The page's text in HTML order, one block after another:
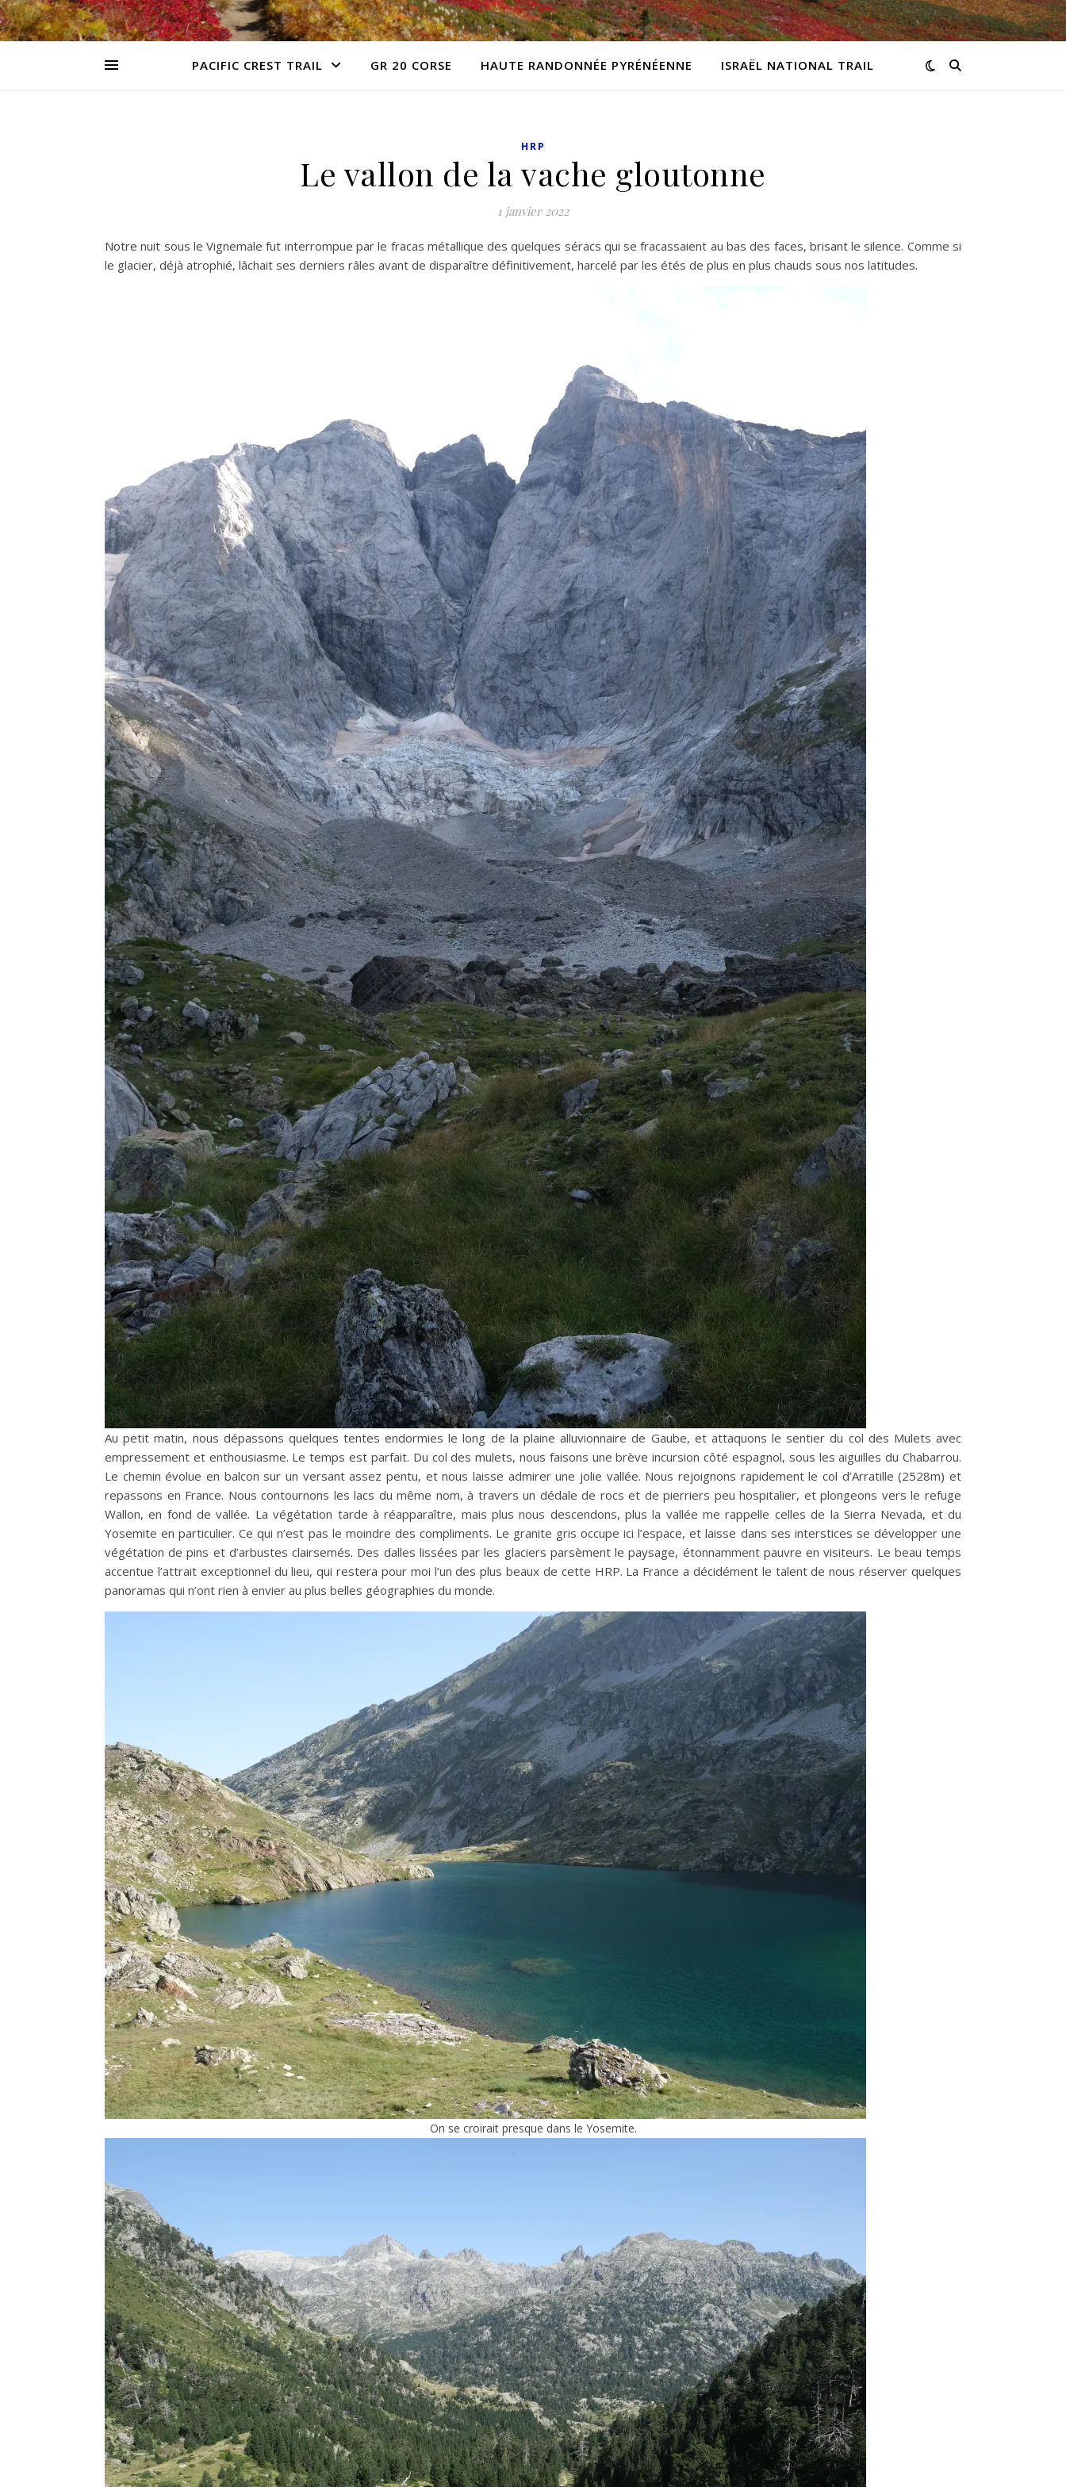
PACIFIC CREST TRAIL GR 20 CORSE HAUTE RANDONNÉE PYRÉNÉENNE ISRAËL NATIONAL TRAIL
HRP
Le vallon de la vache gloutonne
1 janvier 2022
Notre nuit sous le Vignemale fut interrompue par le fracas métallique des quelques séracs qui se fracassaient au bas des faces, brisant le silence. Comme si
le glacier, déjà atrophié, lâchait ses derniers râles avant de disparaître définitivement, harcelé par les étés de plus en plus chauds sous nos latitudes.
Au petit matin, nous dépassons quelques tentes endormies le long de la plaine alluvionnaire de Gaube, et attaquons le sentier du col des Mulets avec
empressement et enthousiasme. Le temps est parfait. Du col des mulets, nous faisons une brève incursion côté espagnol, sous les aiguilles du Chabarrou.
Le chemin évolue en balcon sur un versant assez pentu, et nous laisse admirer une jolie vallée. Nous rejoignons rapidement le col d’Arratille (2528m) et
repassons en France. Nous contournons les lacs du même nom, à travers un dédale de rocs et de pierriers peu hospitalier, et plongeons vers le refuge
Wallon, en fond de vallée. La végétation tarde à réapparaître, mais plus nous descendons, plus la vallée me rappelle celles de la Sierra Nevada, et du
Yosemite en particulier. Ce qui n’est pas le moindre des compliments. Le granite gris occupe ici l’espace, et laisse dans ses interstices se développer une
végétation de pins et d’arbustes clairsemés. Des dalles lissées par les glaciers parsèment le paysage, étonnamment pauvre en visiteurs. Le beau temps
accentue l’attrait exceptionnel du lieu, qui restera pour moi l’un des plus beaux de cette HRP. La France a décidément le talent de nous réserver quelques
panoramas qui n’ont rien à envier au plus belles géographies du monde.
On se croirait presque dans le Yosemite.